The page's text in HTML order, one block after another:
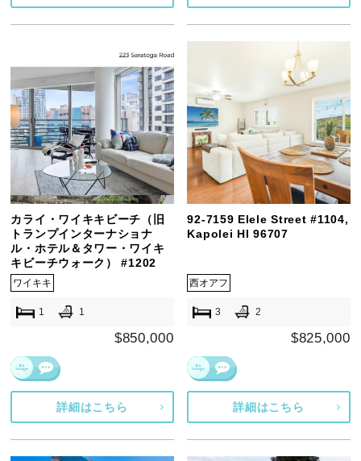
カライ・ワイキキビーチ（旧
トランプインターナショナ
ル・ホテル＆タワー・ワイキ
キビーチウォーク） #1202
ワイキキ
1 1
$850,000
詳細はこちら
92-7159 Elele Street #1104,
Kapolei HI 96707
西オアフ
3 2
$825,000
詳細はこちら